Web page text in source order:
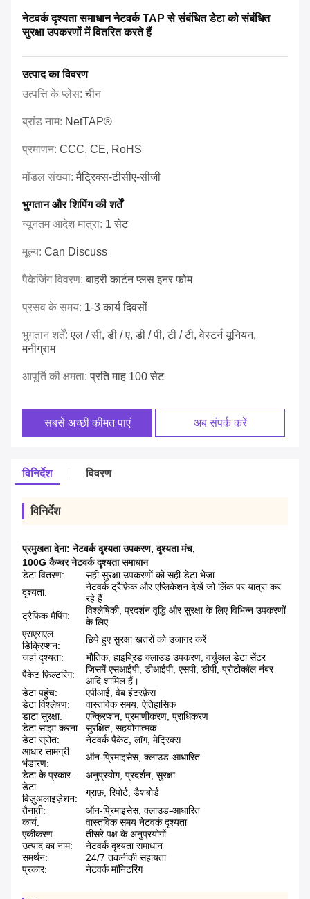
नेटवर्क दृश्यता समाधान नेटवर्क TAP से संबंधित डेटा को संबंधित
सुरक्षा उपकरणों में वितरित करते हैं
उत्पाद का विवरण
उत्पत्ति के प्लेस:चीन
ब्रांड नाम: NetTAP®
प्रमाणन: CCC, CE, RoHS
मॉडल संख्या:मैट्रिक्स-टीसीए-सीजी
भुगतान और शिपिंग की शर्तें
न्यूनतम आदेश मात्रा: 1 सेट
मूल्य: Can Discuss
पैकेजिंग विवरण:बाहरी कार्टन प्लस इनर फोम
प्रसव के समय: 1-3 कार्य दिवसों
भुगतान शर्तें:एल / सी, डी / ए, डी / पी, टी / टी, वेस्टर्न यूनियन,
मनीग्राम
आपूर्ति की क्षमता:प्रति माह 100 सेट
सबसे अच्छी कीमत पाएं अब संपर्क करें
विनिर्देश विवरण
विनिर्देश
प्रमुखता देना:नेटवर्क दृश्यता उपकरण,दृश्यता मंच,
100G कैप्चर नेटवर्क दृश्यता समाधान
डेटा वितरण:
सही सुरक्षा उपकरणों को सही डेटा भेजा
दृश्यता:
नेटवर्क ट्रैफ़िक और एप्लिकेशन देखें जो लिंक पर यात्रा कर
रहे हैं
ट्रैफिक मैपिंग:
विश्लेषिकी, प्रदर्शन वृद्धि और सुरक्षा के लिए विभिन्न उपकरणों
के लिए
एसएसएल
डिक्रिप्शन:
छिपे हुए सुरक्षा खतरों को उजागर करें
जहां दृश्यता:
भौतिक, हाइब्रिड क्लाउड उपकरण, वर्चुअल डेटा सेंटर
पैकेट फ़िल्टरिंग:
जिसमें एसआईपी, डीआईपी, एसपी, डीपी, प्रोटोकॉल नंबर
आदि शामिल हैं।
डेटा पहुंच:
एपीआई, वेब इंटरफ़ेस
डेटा विश्लेषण:
वास्तविक समय, ऐतिहासिक
डाटा सुरक्षा:
एन्क्रिप्शन, प्रमाणीकरण, प्राधिकरण
डेटा साझा करना: सुरक्षित, सहयोगात्मक
डेटा स्रोत:
नेटवर्क पैकेट, लॉग, मेट्रिक्स
आधार सामग्री
भंडारण:
ऑन-प्रिमाइसेस, क्लाउड-आधारित
डेटा के प्रकार:
अनुप्रयोग, प्रदर्शन, सुरक्षा
डेटा
विज़ुअलाइज़ेशन:
ग्राफ़, रिपोर्ट, डैशबोर्ड
तैनाती:
ऑन-प्रिमाइसेस, क्लाउड-आधारित
कार्य:
वास्तविक समय नेटवर्क दृश्यता
एकीकरण:
तीसरे पक्ष के अनुप्रयोगों
उत्पाद का नाम:
नेटवर्क दृश्यता समाधान
समर्थन:
24/7 तकनीकी सहायता
प्रकार:
नेटवर्क मॉनिटरिंग